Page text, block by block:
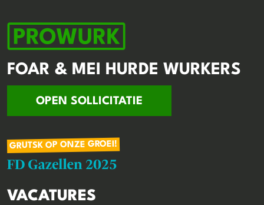
FOAR & MEI HURDE WURKERS
OPEN SOLLICITATIE
GRUTSK OP ONZE GROEI!
VACATURES